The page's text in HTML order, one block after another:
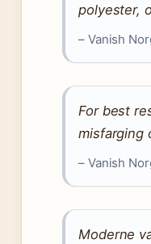
polyester,
– Vanish
For best
misfarging
– Vanish
Moderne